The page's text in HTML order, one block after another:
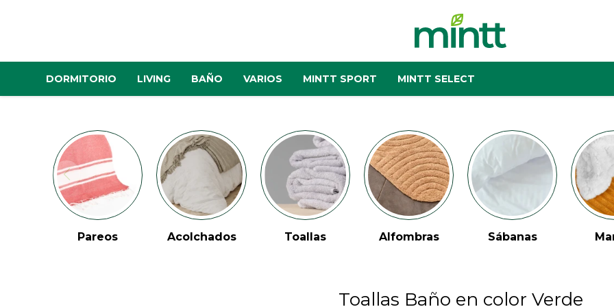
DORMITORIO LIVING BAÑO VARIOS MINTT SPORT MINTT SELECT
Pareos Acolchados Toallas Alfombras Sábanas
Toallas Baño en color Verde